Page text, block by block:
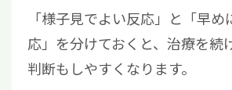
「様子見でよい反応」と「早
応」を分けておくと、治療を続
判断もしやすくなります。